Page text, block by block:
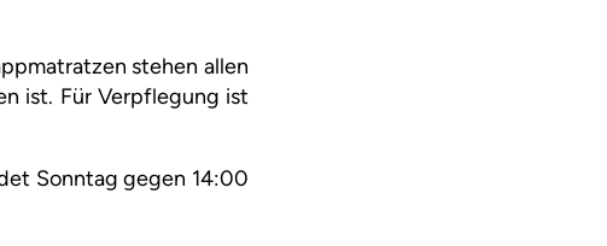
stehen allen
ist. Für Verpflegung ist
Sonntag gegen 14:00